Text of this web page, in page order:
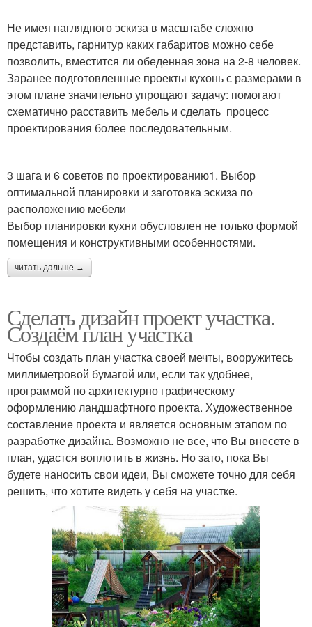
Не имея наглядного эскиза в масштабе сложно
представить, гарнитур каких габаритов можно себе
позволить, вместится ли обеденная зона на 2-8 человек.
Заранее подготовленные проекты кухонь с размерами в
этом плане значительно упрощают задачу: помогают
схематично расставить мебель и сделать процесс
проектирования более последовательным.
3 шага и 6 советов по проектированию1. Выбор
оптимальной планировки и заготовка эскиза по
расположению мебели
Выбор планировки кухни обусловлен не только формой
помещения и конструктивными особенностями.
читать дальше →
Сделать дизайн проект участка.
Создаём план участка
Чтобы создать план участка своей мечты, вооружитесь
миллиметровой бумагой или, если так удобнее,
программой по архитектурно графическому
оформлению ландшафтного проекта. Художественное
составление проекта и является основным этапом по
разработке дизайна. Возможно не все, что Вы внесете в
план, удастся воплотить в жизнь. Но зато, пока Вы
будете наносить свои идеи, Вы сможете точно для себя
решить, что хотите видеть у себя на участке.